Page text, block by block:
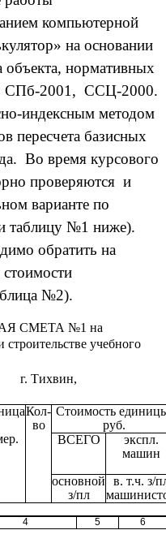
компьютерной
на основании
объекта, нормативных
СПб-2001, ССЦ-2000.
индексным методом
пересчета базисных
Во время курсового
проверяются и
варианте по
таблицу №1 ниже).
обратить на
стоимости
№2).
№1 на
учебного
г. Тихвин,
Кол-
во
Стоимость
руб.
ВСЕГО
экспл.
машин
основной
в. т.ч. з/
з/пл
4 5 6